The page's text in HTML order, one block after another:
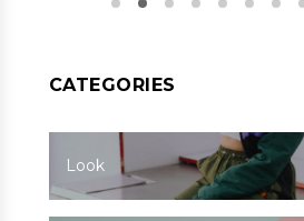
CATEGORIES
Look